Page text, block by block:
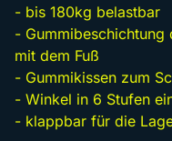
- bis 180kg belastbar
-
mit dem Fuß
- Gummikissen zum
- Winkel in 6 Stufen
- klappbar für die